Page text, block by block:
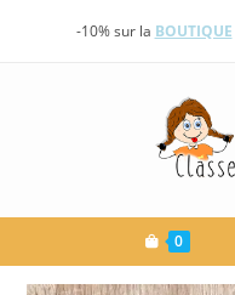
-10% sur la BOUTIQUE
0